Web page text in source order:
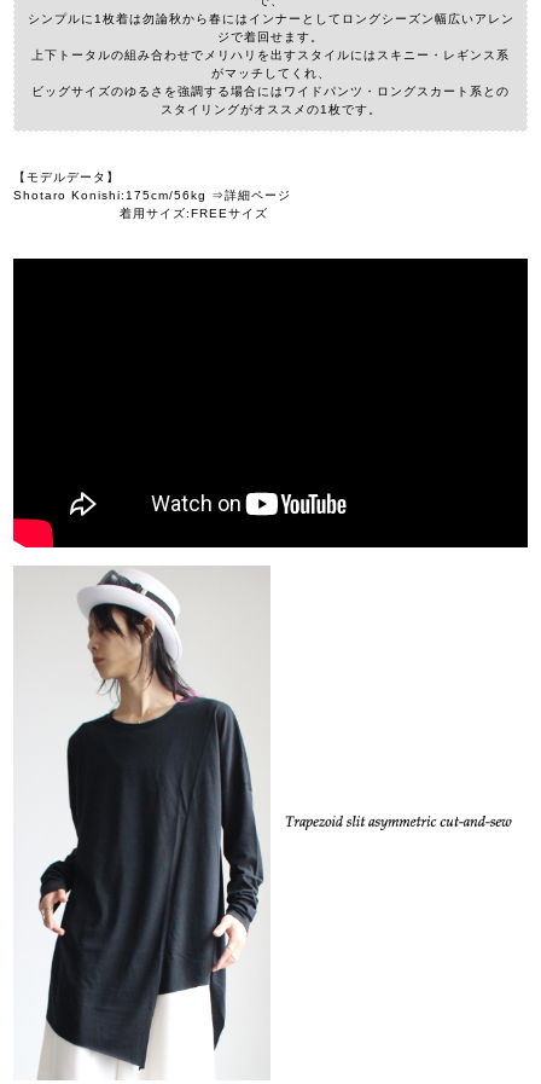
シンプルに1枚着は勿論秋から春にはインナーとしてロングシーズン幅広いアレン
ジで着回せます。
上下トータルの組み合わせでメリハリを出すスタイルにはスキニー・レギンス系
がマッチしてくれ、
ビッグサイズのゆるさを強調する場合にはワイドパンツ・ロングスカート系との
スタイリングがオススメの1枚です。
【モデルデータ】
Shotaro Konishi:175cm/56kg ⇒詳細ページ
着用サイズ:FREEサイズ